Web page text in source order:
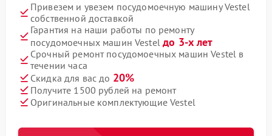
Привезем и увезем посудомоечную машину Vestel
собственной доставкой
Гарантия на наши работы по ремонту
посудомоечных машин Vestelдо 3-х лет
Срочный ремонт посудомоечных машин Vestel в
течении часа
Скидка для вас до 20%
Получите 1500 рублей на ремонт
Оригинальные комплектующие Vestel